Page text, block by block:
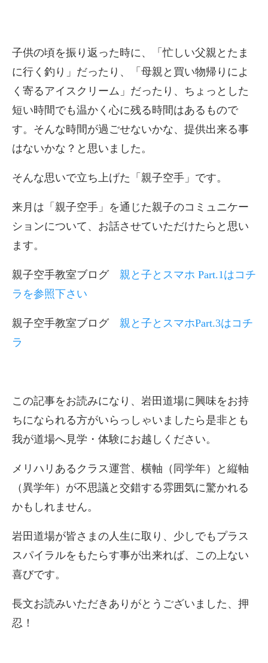
子供の頃を振り返った時に、「忙しい父親とたま
に行く釣り」 だったり、「母親と買い物帰りによ
く寄るアイスクリーム」 だったり、ちょっとした
短い時間でも温かく心に残る時間はあるもので
す。そんな時間が過ごせないかな、提供出来る事
はないかな？と思いました。
そんな思いで立ち上げた「親子空手」です。
来月は「親子空手」を通じた親子のコミュニケー
ションについて、 お話させていただけたらと思い
ます。
親子空手教室ブログ 親と子とスマホ Part.1はコチ
ラを参照下さい
親子空手教室ブログ 親と子とスマホPart.3はコチ
ラ
この記事をお読みになり、岩田道場に興味をお持
ちになられる方がいらっしゃいましたら是非とも
我が道場へ見学・体験にお越しください。
メリハリあるクラス運営、横軸（同学年）と縦軸
（異学年）が不思議と交錯する雰囲気に驚かれる
かもしれません。
岩田道場が皆さまの人生に取り、少しでもプラス
スパイラルをもたらす事が出来れば、この上ない
喜びです。
長文お読みいただきありがとうございました、押
忍！